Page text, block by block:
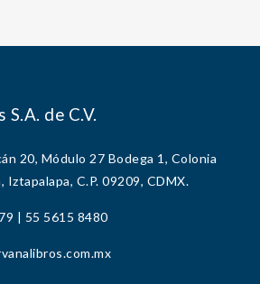
de C.V.
20, Módulo 27 Bodega 1, Colonia
Iztapalapa, C.P. 09209, CDMX.
| 55 5615 8480